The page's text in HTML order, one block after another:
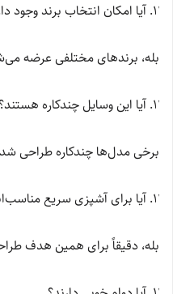
آیا امکان انتخاب برند وجود
بله، برندهای مختلفی عرضه
آیا این وسایل چندکاره
برخی مدل‌ها چندکاره طراحی
آیا برای آشپزی سریع
بله، دقیقاً برای همین هدف